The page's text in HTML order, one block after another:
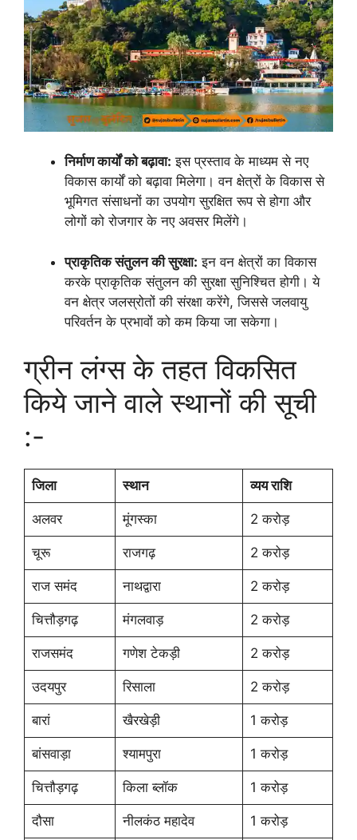
निर्माण कार्यों को बढ़ावा: इस प्रस्ताव के माध्यम से नए
विकास कार्यों को बढ़ावा मिलेगा। वन क्षेत्रों के विकास से
भूमिगत संसाधनों का उपयोग सुरक्षित रूप से होगा और
लोगों को रोजगार के नए अवसर मिलेंगे।
प्राकृतिक संतुलन की सुरक्षा: इन वन क्षेत्रों का विकास
करके प्राकृतिक संतुलन की सुरक्षा सुनिश्चित होगी। ये
वन क्षेत्र जलस्रोतों की संरक्षा करेंगे, जिससे जलवायु
परिवर्तन के प्रभावों को कम किया जा सकेगा।
ग्रीन लंग्स के तहत विकसित
किये जाने वाले स्थानों की सूची
:-
जिला स्थान व्यय राशि
अलवर मूंगस्का 2 करोड़
चूरू राजगढ़ 2 करोड़
राज समंद नाथद्वारा 2 करोड़
चित्तौड़गढ़ मंगलवाड़ 2 करोड़
राजसमंद गणेश टेकड़ी 2 करोड़
उदयपुर रिसाला 2 करोड़
बारां खैरखेड़ी 1 करोड़
बांसवाड़ा श्यामपुरा 1 करोड़
चित्तौड़गढ़ किला ब्लॉक 1 करोड़
दौसा नीलकंठ महादेव 1 करोड़